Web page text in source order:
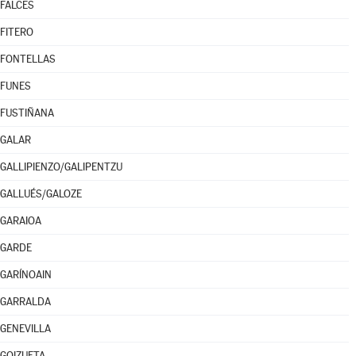
FALCES
FITERO
FONTELLAS
FUNES
FUSTIÑANA
GALAR
GALLIPIENZO/GALIPENTZU
GALLUÉS/GALOZE
GARAIOA
GARDE
GARÍNOAIN
GARRALDA
GENEVILLA